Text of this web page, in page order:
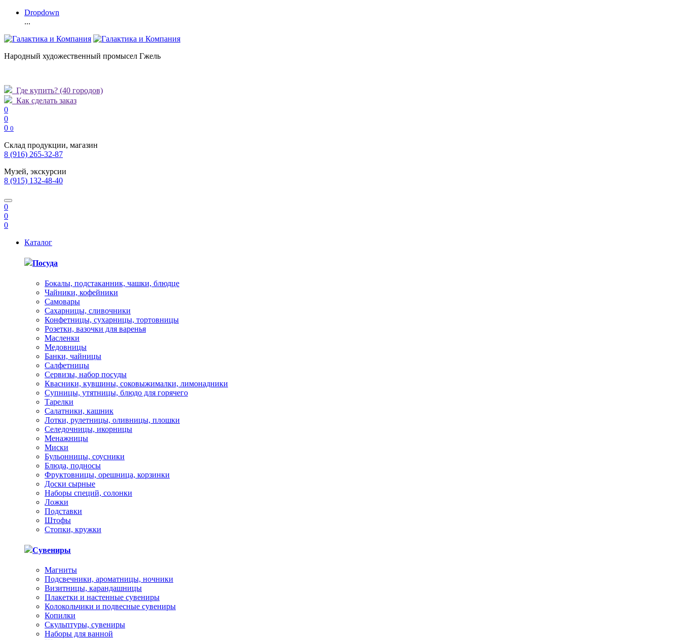
Dropdown
...
Народный художественный промысел Гжель
Где купить? (40 городов)
Как сделать заказ
0
0
0 0
Склад продукции, магазин
8 (916) 265-32-87
Музей, экскурсии
8 (915) 132-48-40
0
0
0
Каталог
Посуда
Бокалы, подстаканник, чашки, блюдце
Чайники, кофейники
Самовары
Сахарницы, сливочники
Конфетницы, сухарницы, тортовницы
Розетки, вазочки для варенья
Масленки
Медовницы
Банки, чайницы
Салфетницы
Сервизы, набор посуды
Квасники, кувшины, соковыжималки, лимонадники
Супницы, утятницы, блюдо для горячего
Тарелки
Салатники, кашник
Лотки, рулетницы, оливницы, плошки
Селедочницы, икорницы
Менажницы
Миски
Бульонницы, соусники
Блюда, подносы
Фруктовницы, орешница, корзинки
Доски сырные
Наборы специй, солонки
Ложки
Подставки
Штофы
Стопки, кружки
Сувениры
Магниты
Подсвечники, ароматницы, ночники
Визитницы, карандашницы
Плакетки и настенные сувениры
Колокольчики и подвесные сувениры
Копилки
Скульптуры, сувениры
Наборы для ванной